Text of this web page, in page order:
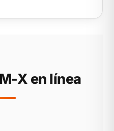
X en línea